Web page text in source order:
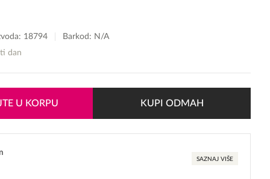
18794
Barkod: N/A
dan
U KORPU KUPI ODMAH
SAZNAJ VIŠE